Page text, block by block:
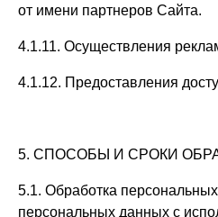
от имени партнеров Сайта.
4.1.11. Осуществления
4.1.12. Предоставления
5. СПОСОБЫ И СРОКИ
5.1. Обработка
персональных данных с